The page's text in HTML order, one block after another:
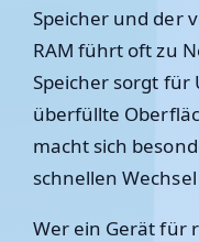
Speicher und der
RAM führt oft zu
Speicher sorgt für
überfüllte
macht sich
schnellen
Wer ein Gerät für